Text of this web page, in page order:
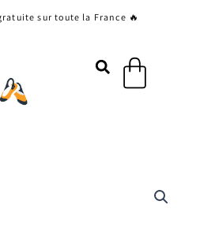
sur toute la France 🔥
Panier